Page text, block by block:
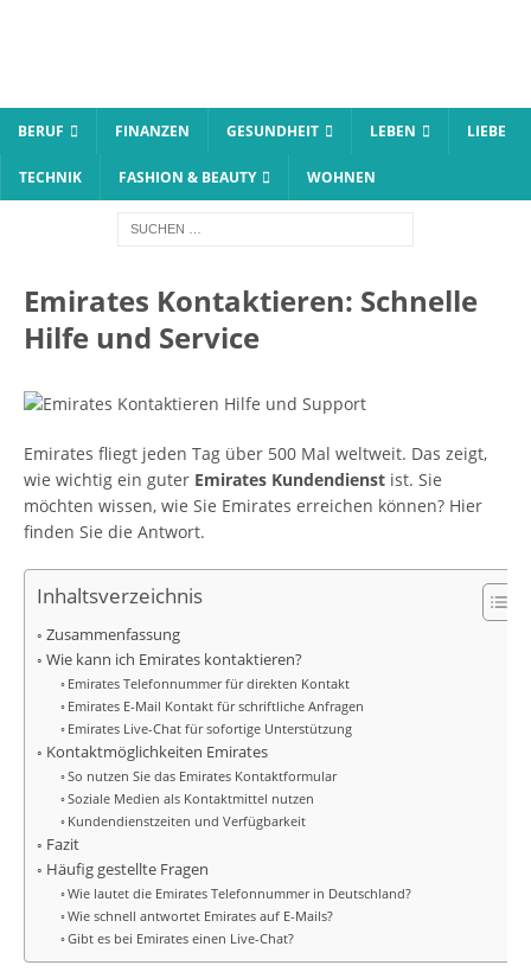
BERUF FINANZEN GESUNDHEIT LEBEN LIEBE
TECHNIK FASHION & BEAUTY WOHNEN
Emirates Kontaktieren: Schnelle
Hilfe und Service
Emirates fliegt jeden Tag über 500 Mal weltweit. Das zeigt,
wie wichtig ein guter Emirates Kundendienst ist. Sie
möchten wissen, wie Sie Emirates erreichen können? Hier
finden Sie die Antwort.
Inhaltsverzeichnis
Zusammenfassung
Wie kann ich Emirates kontaktieren?
Emirates Telefonnummer für direkten Kontakt
Emirates E-Mail Kontakt für schriftliche Anfragen
Emirates Live-Chat für sofortige Unterstützung
Kontaktmöglichkeiten Emirates
So nutzen Sie das Emirates Kontaktformular
Soziale Medien als Kontaktmittel nutzen
Kundendienstzeiten und Verfügbarkeit
Fazit
Häufig gestellte Fragen
Wie lautet die Emirates Telefonnummer in Deutschland?
Wie schnell antwortet Emirates auf E-Mails?
Gibt es bei Emirates einen Live-Chat?